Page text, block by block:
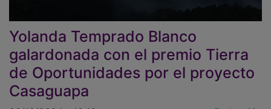
Yolanda Temprado Blanco
galardonada con el premio Tierra
de Oportunidades por el proyecto
Casaguapa
02/12/2024 - 10:16